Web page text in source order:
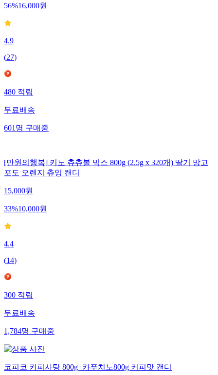
56%16,000원
4.9
(27)
480적립
무료배송
601명구매중
[만원의행복] 키노 츄츄볼 믹스 800g (2.5g x 320개) 딸기 망고
포도 오렌지 츄잉 캔디
15,000원
33%10,000원
4.4
(14)
300적립
무료배송
1,784명구매중
코피코 커피사탕 800g+카푸치노800g 커피맛 캔디